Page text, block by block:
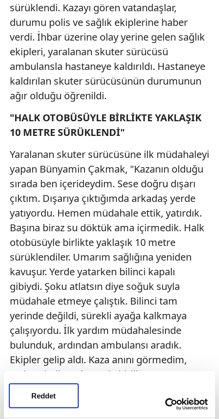
Reddet
sürüklendi. Kazayı gören vatandaşlar,
durumu polis ve sağlık ekiplerine haber
verdi. İhbar üzerine olay yerine gelen sağlık
ekipleri, yaralanan skuter sürücüsü
ambulansla hastaneye kaldırıldı. Hastaneye
kaldırılan skuter sürücüsünün durumunun
ağır olduğu öğrenildi.
"HALK OTOBÜSÜYLE BİRLİKTE YAKLAŞIK
10 METRE SÜRÜKLENDİ"
Yaralanan skuter sürücüsüne ilk müdahaleyi
yapan Bünyamin Çakmak, "Kazanın olduğu
sırada ben içerideydim. Sese doğru dışarı
çıktım. Dışarıya çıktığımda arkadaş yerde
yatıyordu. Hemen müdahale ettik, yatırdık.
Başına biraz su döktük ama içirmedik. Halk
otobüsüyle birlikte yaklaşık 10 metre
sürüklendiler. Umarım sağlığına yeniden
kavuşur. Yerde yatarken bilinci kapalı
gibiydi. Şoku atlatsın diye soğuk suyla
müdahale etmeye çalıştık. Bilinci tam
yerinde değildi, sürekli ayağa kalkmaya
çalışıyordu. İlk yardım müdahalesinde
bulunduk, ardından ambulansı aradık.
Ekipler gelip aldı. Kaza anını görmedim,
sadece halk otobüsüyle birlikte
sürüklendiklerini gördüm" şeklinde
konuştu. Yaşanan olayla ilgili polis ekipleri,